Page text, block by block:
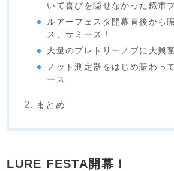
いて喜びを隠せなかった鐡市
ルアーフェスタ開幕直後から
ス、サミーズ！
大量のプレトリーノブに大興奮
ノット測定器をはじめ賑わっ
ース
まとめ
LURE FESTA開幕！